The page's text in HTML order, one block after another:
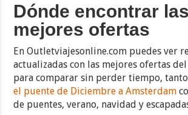
Dónde encontrar las
mejores ofertas
En Outletviajesonline.com puedes ver
actualizadas con las mejores ofertas
para comparar sin perder tiempo,
el puente de Diciembre a Amsterdam
de puentes, verano, navidad y